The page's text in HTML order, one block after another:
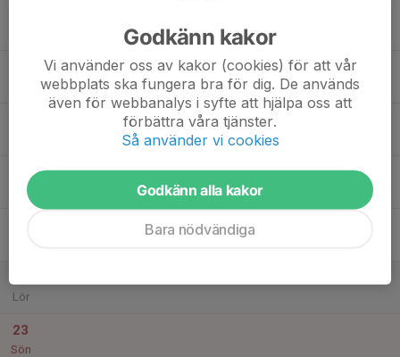
Kullaparken A-plan
Tor
17:00
Träning
Kullaparken A-plan
Lör
23
Sön
Godkänn kakor
Vi använder oss av kakor (cookies) för att vår
webbplats ska fungera bra för dig. De används
även för webbanalys i syfte att hjälpa oss att
förbättra våra tjänster.
Så använder vi cookies
Godkänn alla kakor
Bara nödvändiga